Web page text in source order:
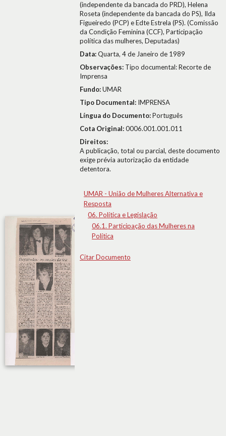
(independente da bancada do PRD), Helena
Roseta (independente da bancada do PS), Ilda
Figueiredo (PCP) e Edte Estrela (PS). (Comissão
da Condição Feminina (CCF), Participação
política das mulheres, Deputadas)
Data:Quarta, 4 de Janeiro de 1989
Observações: Tipo documental: Recorte de
Imprensa
Fundo:UMAR
Tipo Documental: IMPRENSA
Língua do Documento:Português
Cota Original:0006.001.001.011
Direitos:
A publicação, total ou parcial, deste documento
exige prévia autorização da entidade
detentora.
UMAR - União de Mulheres Alternativa e
Resposta
06. Política e Legislação
06.1. Participação das Mulheres na
Política
Citar Documento